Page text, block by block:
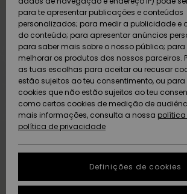
Surfe/água
Snow
Artigos
recém-
chegados
Coleções
Surfe/água
Neve
Artigos
recém-
chegados
Highlights
Snow
Community
SNOW
Snow Shop
Feminino
Highlights
Community
DUPLA
PROMO
AJUDA
Cartão
presente
Quiksilver
Freedom
Protecção de
dados
Guia de
tamanhos
SUSTAINABILITY
para te apresentar publicações e conteúdos
personalizados; para medir a publicidade e
do conteúdo; para apresentar anúncios
para saber mais sobre o nosso público; para
melhorar os produtos dos nossos parceiros.
as tuas escolhas para aceitar ou recusar
estão sujeitos ao teu consentimento, ou
cookies que não estão sujeitos ao teu
como certos cookies de medição de
mais informações, consulta a nossa política
política de privacidade
Definições de cookies